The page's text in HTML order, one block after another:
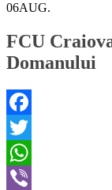
06AUG.
FCU
Domanului
Facebook
Twitter
WhatsApp